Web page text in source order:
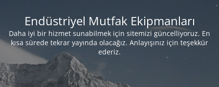
Endüstriyel Mutfak Ekipmanları
Daha iyi bir hizmet sunabilmek için sitemizi güncelliyoruz. En
kısa sürede tekrar yayında olacağız. Anlayışınız için teşekkür
ederiz.